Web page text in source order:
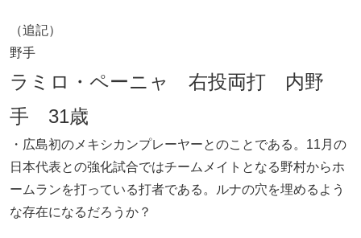
（追記）
野手
ラミロ・ペーニャ 右投両打 内野
手 31歳
・広島初のメキシカンプレーヤーとのことである。11月の
日本代表との強化試合ではチームメイトとなる野村からホ
ームランを打っている打者である。ルナの穴を埋めるよう
な存在になるだろうか？